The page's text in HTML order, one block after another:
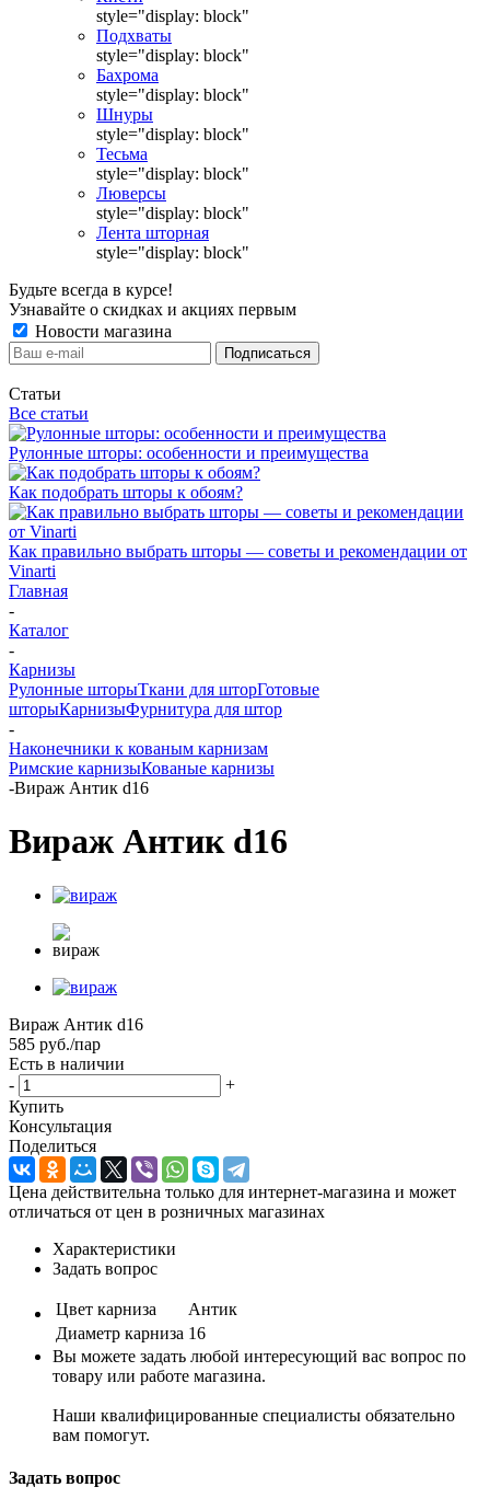
style="display: block"
Подхваты
style="display: block"
Бахрома
style="display: block"
Шнуры
style="display: block"
Тесьма
style="display: block"
Люверсы
style="display: block"
Лента шторная
style="display: block"
Будьте всегда в курсе!
Узнавайте о скидках и акциях первым
Новости магазина
Статьи
Все статьи
Рулонные шторы: особенности и преимущества
Как подобрать шторы к обоям?
Как правильно выбрать шторы — советы и рекомендации от
Vinarti
Главная
-
Каталог
-
Карнизы
Рулонные шторыТкани для шторГотовые
шторыКарнизыФурнитура для штор
-
Наконечники к кованым карнизам
Римские карнизыКованые карнизы
-Вираж Антик d16
Вираж Антик d16
Вираж Антик d16
585 руб./пар
Есть в наличии
-
+
Купить
Консультация
Поделиться
Цена действительна только для интернет-магазина и может
отличаться от цен в розничных магазинах
Характеристики
Задать вопрос
Цвет карниза
Антик
Диаметр карниза 16
Вы можете задать любой интересующий вас вопрос по
товару или работе магазина.
Наши квалифицированные специалисты обязательно
вам помогут.
Задать вопрос